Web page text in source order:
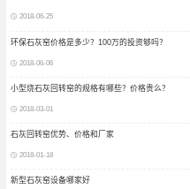
2018-06-25
环保石灰窑价格是多少？100万的投资够吗？
2018-06-06
小型烧石灰回转窑的规格有哪些？价格贵么？
2018-03-01
石灰回转窑优势、价格和厂家
2018-01-18
新型石灰窑设备哪家好